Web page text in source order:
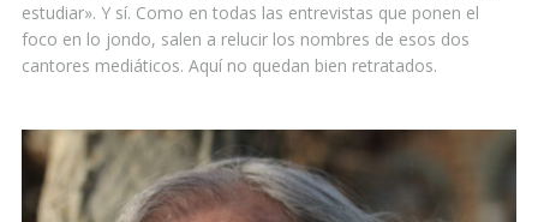
estudiar». Y sí. Como en todas las entrevistas que ponen el
foco en lo jondo, salen a relucir los nombres de esos dos
cantores mediáticos. Aquí no quedan bien retratados.